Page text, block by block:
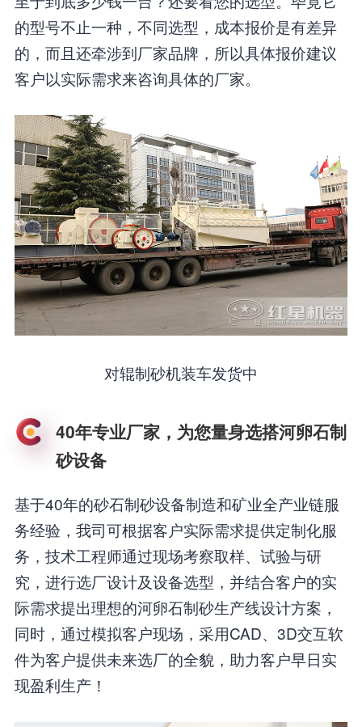
的型号不止一种，不同选型，成本报价是有差异
的，而且还牵涉到厂家品牌，所以具体报价建议
客户以实际需求来咨询具体的厂家。
对辊制砂机装车发货中
40年专业厂家，为您量身选搭河卵石制
砂设备
基于40年的砂石制砂设备制造和矿业全产业链服
务经验，我司可根据客户实际需求提供定制化服
务，技术工程师通过现场考察取样、试验与研
究，进行选厂设计及设备选型，并结合客户的实
际需求提出理想的河卵石制砂生产线设计方案，
同时，通过模拟客户现场，采用CAD、3D交互软
件为客户提供未来选厂的全貌，助力客户早日实
现盈利生产！